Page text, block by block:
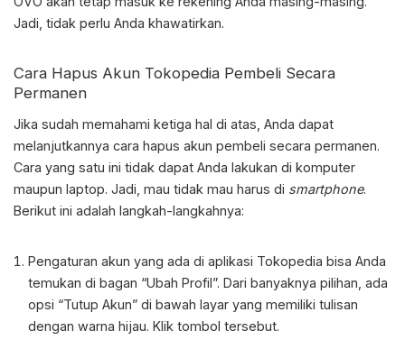
Jadi, tidak perlu Anda khawatirkan.
Cara Hapus Akun Tokopedia Pembeli Secara
Permanen
Jika sudah memahami ketiga hal di atas, Anda dapat
melanjutkannya cara hapus akun pembeli secara permanen.
Cara yang satu ini tidak dapat Anda lakukan di komputer
maupun laptop. Jadi, mau tidak mau harus di smartphone.
Berikut ini adalah langkah-langkahnya:
Pengaturan akun yang ada di aplikasi Tokopedia bisa Anda
temukan di bagan “Ubah Profil”. Dari banyaknya pilihan, ada
opsi “Tutup Akun” di bawah layar yang memiliki tulisan
dengan warna hijau. Klik tombol tersebut.